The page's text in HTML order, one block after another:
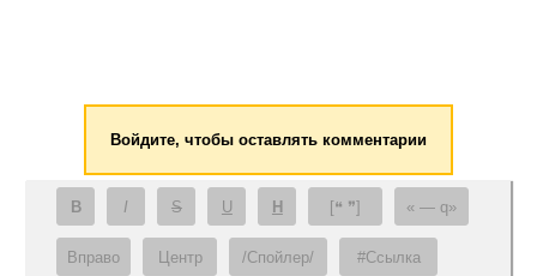
Войдите, чтобы оставлять комментарии
B I S U H [❝ ❞] — q
Вправо Центр /Спойлер/ #Ссылка